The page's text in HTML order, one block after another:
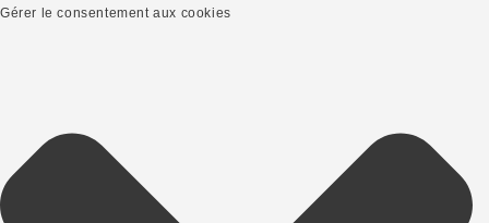
Gérer le consentement aux cookies